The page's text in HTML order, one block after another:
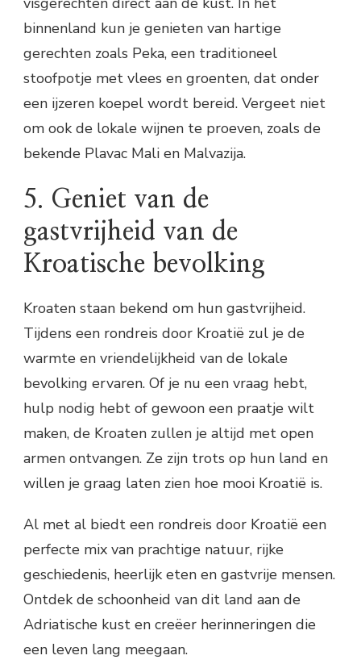
binnenland kun je genieten van hartige
gerechten zoals Peka, een traditioneel
stoofpotje met vlees en groenten, dat onder
een ijzeren koepel wordt bereid. Vergeet niet
om ook de lokale wijnen te proeven, zoals de
bekende Plavac Mali en Malvazija.
5. Geniet van de
gastvrijheid van de
Kroatische bevolking
Kroaten staan bekend om hun gastvrijheid.
Tijdens een rondreis door Kroatië zul je de
warmte en vriendelijkheid van de lokale
bevolking ervaren. Of je nu een vraag hebt,
hulp nodig hebt of gewoon een praatje wilt
maken, de Kroaten zullen je altijd met open
armen ontvangen. Ze zijn trots op hun land en
willen je graag laten zien hoe mooi Kroatië is.
Al met al biedt een rondreis door Kroatië een
perfecte mix van prachtige natuur, rijke
geschiedenis, heerlijk eten en gastvrije mensen.
Ontdek de schoonheid van dit land aan de
Adriatische kust en creëer herinneringen die
een leven lang meegaan.